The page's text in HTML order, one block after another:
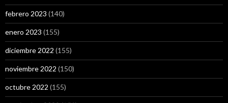
febrero 2023 (140)
enero 2023 (155)
diciembre 2022 (155)
noviembre 2022 (150)
octubre 2022 (155)